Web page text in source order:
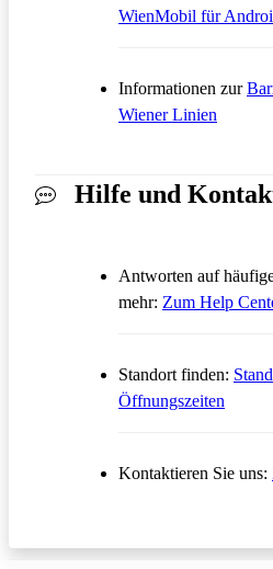
WienMobil für
Informationen zur
Wiener Linien
Hilfe und
Antworten auf
mehr: Zum Help
Standort finden:
Öffnungszeiten
Kontaktieren Sie uns: